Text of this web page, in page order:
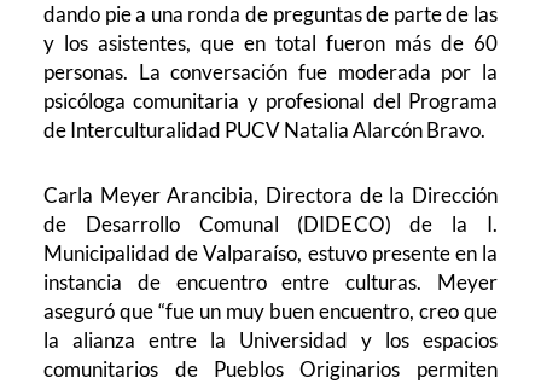
dando pie a una ronda de preguntas de parte de las
y los asistentes, que en total fueron más de 60
personas. La conversación fue moderada por la
psicóloga comunitaria y profesional del Programa
de Interculturalidad PUCV Natalia Alarcón Bravo.
Carla Meyer Arancibia, Directora de la Dirección
de Desarrollo Comunal (DIDECO) de la I.
Municipalidad de Valparaíso, estuvo presente en la
instancia de encuentro entre culturas. Meyer
aseguró que “fue un muy buen encuentro, creo que
la alianza entre la Universidad y los espacios
comunitarios de Pueblos Originarios permiten